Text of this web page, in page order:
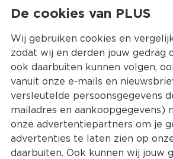
De cookies van PLUS
Wij gebruiken cookies en
zodat wij en derden jouw gedrag
ook daarbuiten kunnen volgen,
vanuit onze e-mails en
versleutelde persoonsgegevens
mailadres en aankoopgegevens)
onze advertentiepartners om je
advertenties te laten zien op
daarbuiten. Ook kunnen wij jouw